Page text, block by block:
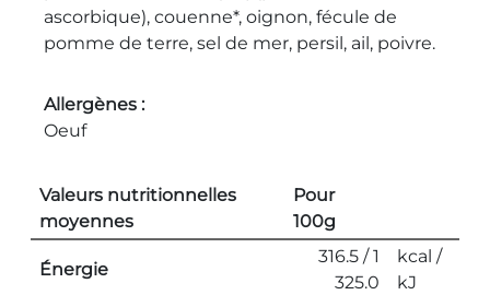
ascorbique), couenne*, oignon, fécule de
pomme de terre, sel de mer, persil, ail, poivre.
Allergènes
Oeuf
Valeurs nutritionnelles
moyennes
Pour
100g
Énergie
316.5 / 1
325.0
kcal /
kJ